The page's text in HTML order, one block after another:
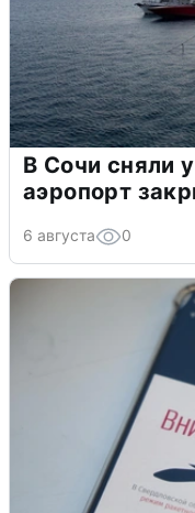
В Сочи сняли
аэропорт
6 августа 0